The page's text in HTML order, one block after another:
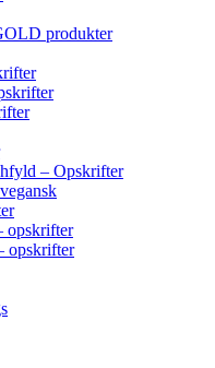
produkter
– Opskrifter
opskrifter
opskrifter